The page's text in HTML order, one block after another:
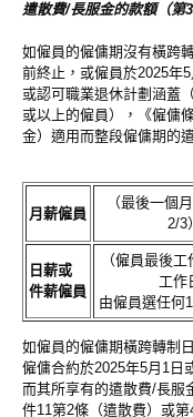
遣散費/長服金的款額（第
如僱員的僱傭期沒有橫跨
前終止，或僱員於2025年
或認可職業退休計劃涵蓋
或以上的僱員），《僱傭
金）適用而整段僱傭期的
月薪僱員
（最後一個
2/3）
日薪或
件薪僱員
（僱員最後
工作
由僱員選任何
如僱員的僱傭期橫跨轉制
僱傭合約於2025年5月1日
而其所享有的遣散費/長服
件11第2條（遣散費）或